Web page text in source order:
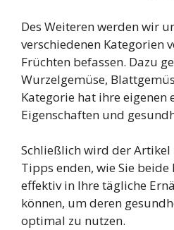
Des Weiteren werden wir
verschiedenen Kategorien
Früchten befassen. Dazu
Wurzelgemüse,
Kategorie hat ihre eigenen
Eigenschaften und
Schließlich wird der
Tipps enden, wie Sie
effektiv in Ihre tägliche
können, um deren
optimal zu nutzen.